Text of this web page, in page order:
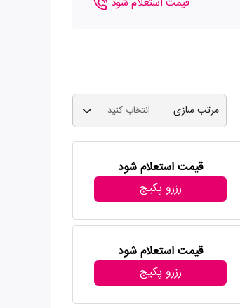
مرتب سازی انتخاب کنید
قیمت استعلام شود
رزرو پکیج
قیمت استعلام شود
رزرو پکیج